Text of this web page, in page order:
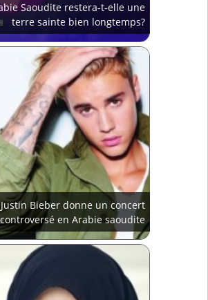
Saoudite restera-t-elle une
terre sainte bien longtemps?
Justin Bieber donne un concert
controversé en Arabie saoudite